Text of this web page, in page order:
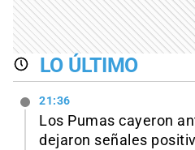
LO ÚLTIMO
21:36
Los Pumas cayeron
dejaron señales